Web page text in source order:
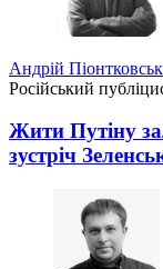
Андрій
Російський
Жити Путіну
зустріч